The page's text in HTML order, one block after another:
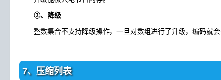
②、降级
整数集合不支持降级操作，一旦对数组进行了升级，编码就会
7、压缩列表